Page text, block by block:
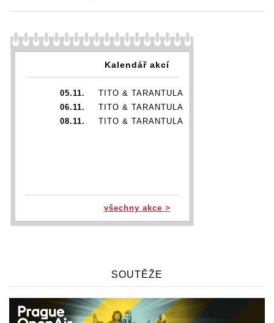
Kalendář akcí
05.11.
TITO & TARANTULA
06.11.
TITO & TARANTULA
08.11.
TITO & TARANTULA
všechny akce >
SOUTĚŽE